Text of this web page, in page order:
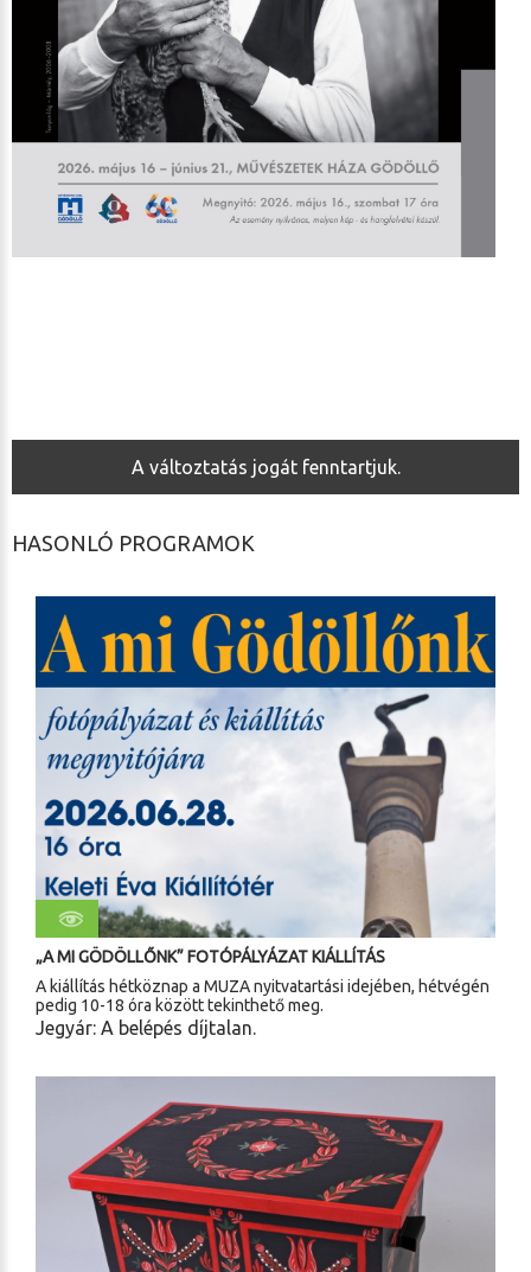
A változtatás jogát fenntartjuk.
HASONLÓ PROGRAMOK
„A MI GÖDÖLLŐNK” FOTÓPÁLYÁZAT KIÁLLÍTÁS
A kiállítás hétköznap a MUZA nyitvatartási idejében, hétvégén
pedig 10-18 óra között tekinthető meg.
Jegyár: A belépés díjtalan.